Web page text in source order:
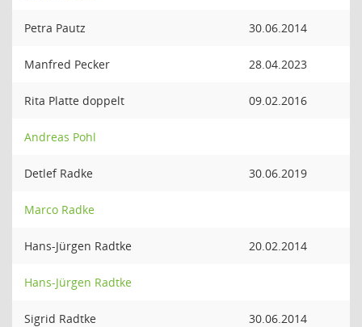
Petra Pautz 30.06.2014
Manfred Pecker 28.04.2023
Rita Platte doppelt 09.02.2016
Andreas Pohl
Detlef Radke 30.06.2019
Marco Radke
Hans-Jürgen Radtke 20.02.2014
Hans-Jürgen Radtke
Sigrid Radtke 30.06.2014